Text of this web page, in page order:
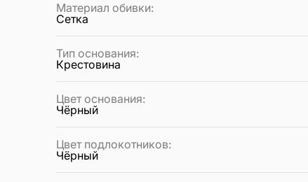
Материал обивки:
Сетка
Тип основания:
Крестовина
Цвет основания:
Чёрный
Цвет подлокотников:
Чёрный